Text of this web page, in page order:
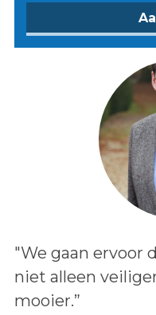
Lees het bericht:
"We gaan ervoor
niet alleen
mooier.”